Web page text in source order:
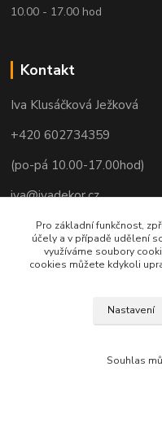
10.00 - 17.00 hod
Kontakt
Iva Klusáčková Ježková
+420 602734359
(po-pá 10.00-17.00hod)
iva@ivadekor.cz
Pro základní funkčnost,
účely a v případě udělení
využíváme soubory
cookies můžete kdykoli
Nastavení
Souhlas